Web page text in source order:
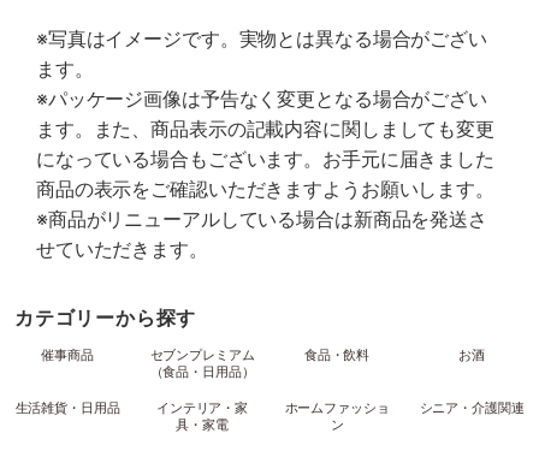
※写真はイメージです。実物とは異なる場合がござい
ます。
※パッケージ画像は予告なく変更となる場合がござい
ます。また、商品表示の記載内容に関しましても変更
になっている場合もございます。お手元に届きました
商品の表示をご確認いただきますようお願いします。
※商品がリニューアルしている場合は新商品を発送さ
せていただきます。
カテゴリーから探す
催事商品
セブンプレミアム
（食品・日用品）
食品・飲料 お酒
生活雑貨・日用品
インテリア・家
具・家電
ホームファッショ
ン
シニア・介護関連